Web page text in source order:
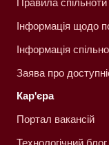
Інформація щодо
Інформація
Заява про
Кар'єра
Портал вакансій